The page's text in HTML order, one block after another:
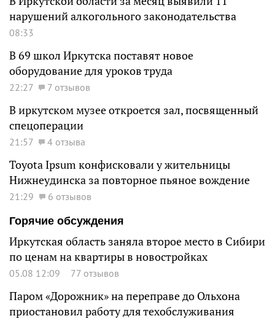
нарушений алкогольного законодательства
08:33
В 69 школ Иркутска поставят новое
оборудование для уроков труда
22:27 7 отзывов
В иркутском музее откроется зал, посвященный
спецоперации
21:57 4 отзыва
Toyota Ipsum конфисковали у жительницы
Нижнеудинска за повторное пьяное вождение
21:29
6 отзывов
Горячие обсуждения
Иркутская область заняла второе место в Сибири
по ценам на квартиры в новостройках
05.08 12:09 77 отзывов
Паром «Дорожник» на переправе до Ольхона
приостановил работу для техобслуживания